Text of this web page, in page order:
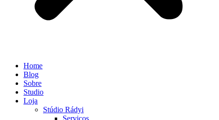
Home
Blog
Sobre
Studio
Loja
Stúdio Rádyi
Serviços